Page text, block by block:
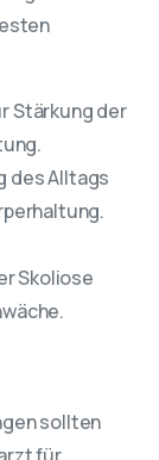
Stärkung der
des Alltags
Skoliose
sollten